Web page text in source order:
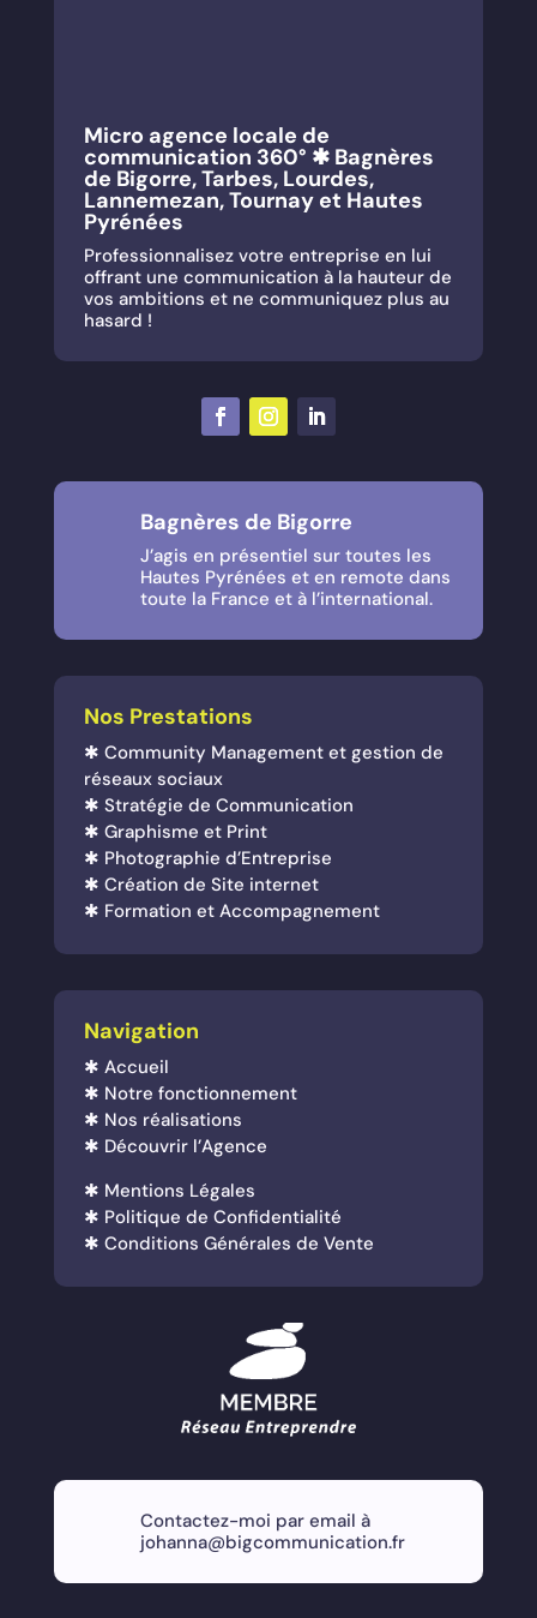
Micro agence locale de
communication 360° ✱ Bagnères
de Bigorre, Tarbes, Lourdes,
Lannemezan, Tournay et Hautes
Pyrénées
Professionnalisez votre entreprise en lui
offrant une communication à la hauteur de
vos ambitions et ne communiquez plus au
hasard !
Bagnères de Bigorre
J’agis en présentiel sur toutes les
Hautes Pyrénées et en remote dans
toute la France et à l’international.
Nos Prestations
✱ Community Management et gestion de
réseaux sociaux
✱ Stratégie de Communication
✱ Graphisme et Print
✱ Photographie d’Entreprise
✱ Création de Site internet
✱ Formation et Accompagnement
Navigation
✱ Accueil
✱ Notre fonctionnement
✱ Nos réalisations
✱ Découvrir l’Agence
✱ Mentions Légales
✱ Politique de Confidentialité
✱ Conditions Générales de Vente
Contactez-moi par email à
johanna@bigcommunication.fr